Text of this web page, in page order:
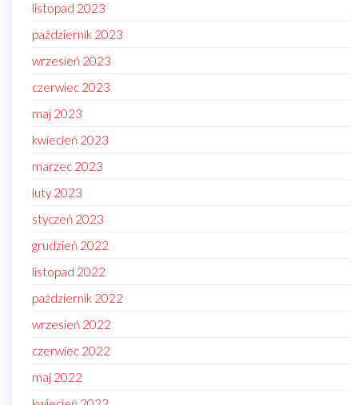
listopad 2023
październik 2023
wrzesień 2023
czerwiec 2023
maj 2023
kwiecień 2023
marzec 2023
luty 2023
styczeń 2023
grudzień 2022
listopad 2022
październik 2022
wrzesień 2022
czerwiec 2022
maj 2022